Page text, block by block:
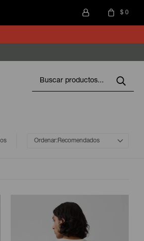
$ 0
Recomendados